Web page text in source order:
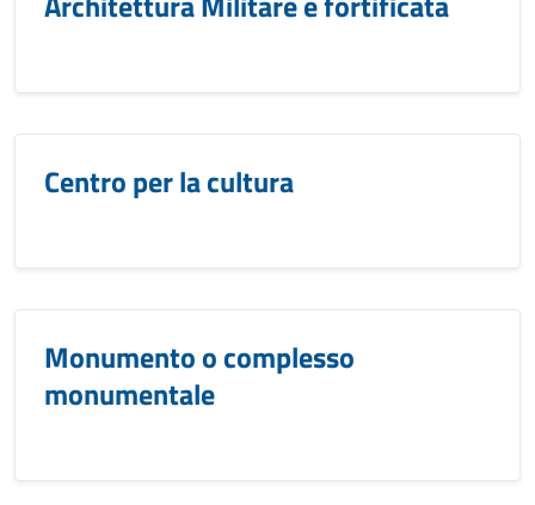
Centro per la cultura
Monumento o complesso
monumentale